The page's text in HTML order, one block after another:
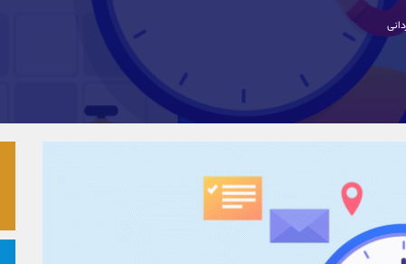
@Armteam_admin_103